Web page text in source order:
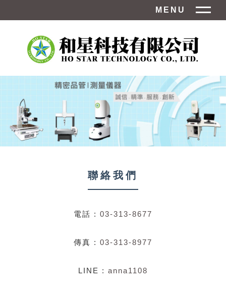
MENU
聯絡我們
電話 : 03-313-8677
傳真 : 03-313-8977
LINE : anna1108